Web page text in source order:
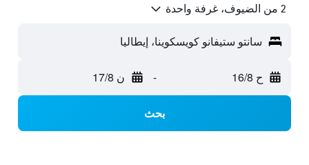
2 من الضيوف، غرفة واحدة
سانتو ستيفانو كويسكوينا، إيطاليا
ح 16/8 - ن 17/8
بحث